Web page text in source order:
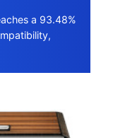
a 93.48%